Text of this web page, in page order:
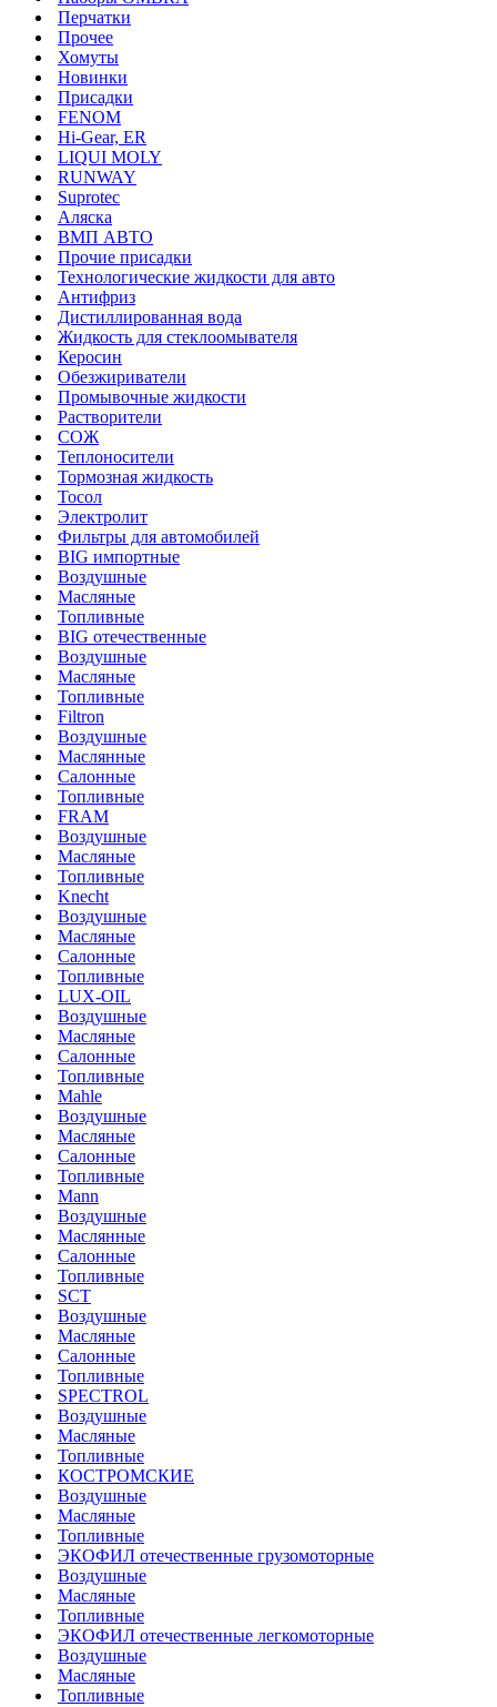
Перчатки
Прочее
Хомуты
Новинки
Присадки
FENOM
Hi-Gear, ER
LIQUI MOLY
RUNWAY
Suprotec
Аляска
ВМП АВТО
Прочие присадки
Технологические жидкости для авто
Антифриз
Дистиллированная вода
Жидкость для стеклоомывателя
Керосин
Обезжириватели
Промывочные жидкости
Растворители
СОЖ
Теплоносители
Тормозная жидкость
Тосол
Электролит
Фильтры для автомобилей
BIG импортные
Воздушные
Масляные
Топливные
BIG отечественные
Воздушные
Масляные
Топливные
Filtron
Воздушные
Маслянные
Салонные
Топливные
FRAM
Воздушные
Масляные
Топливные
Knecht
Воздушные
Масляные
Салонные
Топливные
LUX-OIL
Воздушные
Масляные
Салонные
Топливные
Mahle
Воздушные
Масляные
Салонные
Топливные
Mann
Воздушные
Маслянные
Салонные
Топливные
SCT
Воздушные
Масляные
Салонные
Топливные
SPECTROL
Воздушные
Масляные
Топливные
КОСТРОМСКИЕ
Воздушные
Масляные
Топливные
ЭКОФИЛ отечественные грузомоторные
Воздушные
Масляные
Топливные
ЭКОФИЛ отечественные легкомоторные
Воздушные
Масляные
Топливные